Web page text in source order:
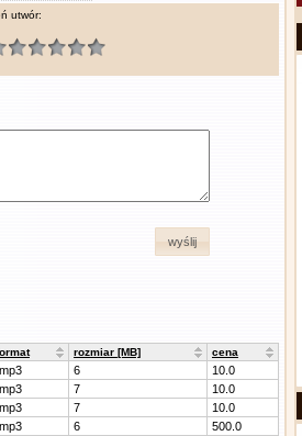
utwór:
wyślij
rozmiar [MB] cena
.mp3 6
10.0
.mp3 7
10.0
.mp3 7
10.0
.mp3 6
500.0